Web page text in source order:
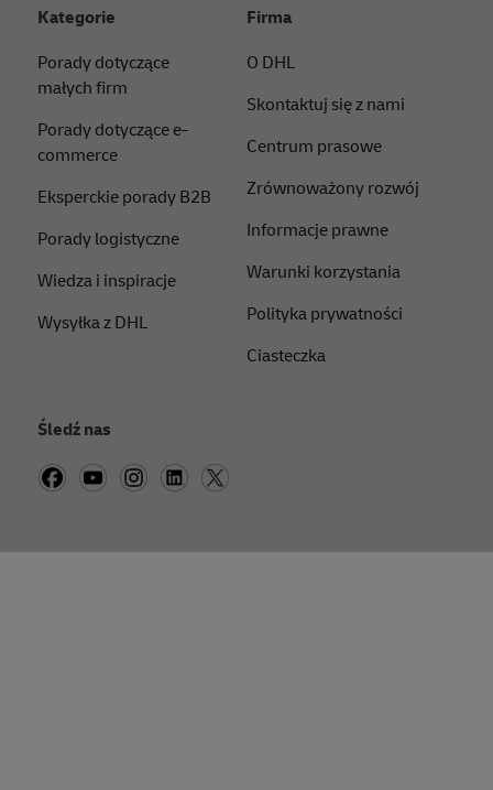
Kategorie
Porady dotyczące
małych firm
Porady dotyczące e-
commerce
Eksperckie porady B2B
Porady logistyczne
Wiedza i inspiracje
Wysyłka z DHL
Firma
O DHL
Skontaktuj się z nami
Centrum prasowe
Zrównoważony rozwój
Informacje prawne
Warunki korzystania
Polityka prywatności
Ciasteczka
Śledź nas